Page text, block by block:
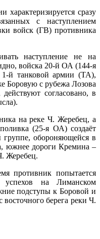
сразу
с наступлением
войск (ГВ) противника
наступление не на
войска 20-й ОА (144-я
й танковой армии (ТА),
Боровую с рубежа Лозова
согласовано, в
на реке Ч. Жеребец, а
(25-я ОА) создаёт
группе, обороняющейся в
южнее дороги Кремина –
Жеребец.
противник попытается
на Лиманском
подступы к Боровой и
берега реки Ч.